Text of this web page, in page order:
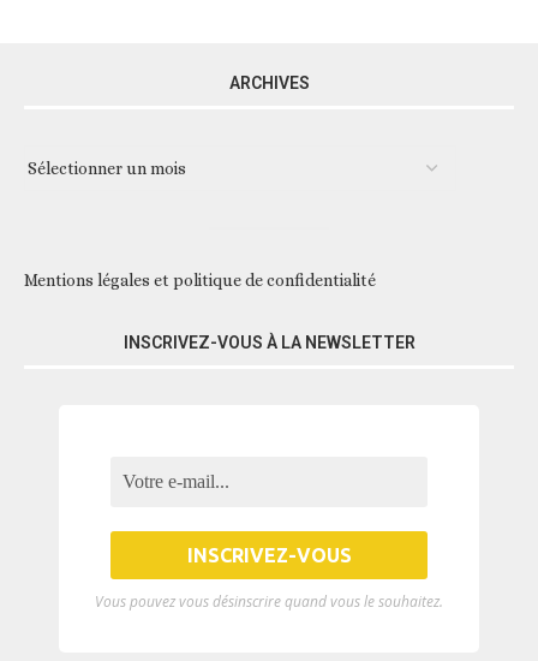
ARCHIVES
Mentions légales et politique de confidentialité
INSCRIVEZ-VOUS À LA NEWSLETTER
Vous pouvez vous désinscrire quand vous le souhaitez.